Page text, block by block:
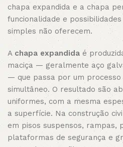
chapa expandida e a chapa
funcionalidade e
simples não oferecem.
A chapa expandida é
maciça — geralmente aço
— que passa por um
simultâneo. O resultado são
uniformes, com a mesma
a superfície. Na construção
em pisos suspensos, rampas,
plataformas de segurança e